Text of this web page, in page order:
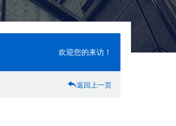
欢迎您的来访！
返回上一页